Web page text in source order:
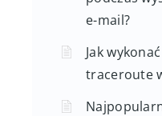
e-mail?
Jak
traceroute